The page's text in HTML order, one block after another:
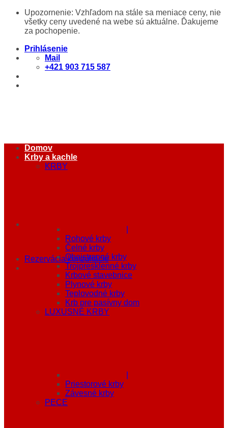
Skip
content
Upozornenie: Vzhľadom na stále sa meniace ceny, nie
všetky ceny uvedené na webe sú aktuálne. Ďakujeme
za pochopenie.
Prihlásenie
Mail
+421 903 715 587
Rezervácia konzultácie
Domov
Krby a kachle
KRBY
Rohové krby
Čelné krby
Obojstranné krby
Trojpresklenné krby
Krbové stavebnice
Plynové krby
Teplovodné krby
Krb pre pasívny dom
LUXUSNÉ KRBY
Priestorové krby
Závesné krby
PECE